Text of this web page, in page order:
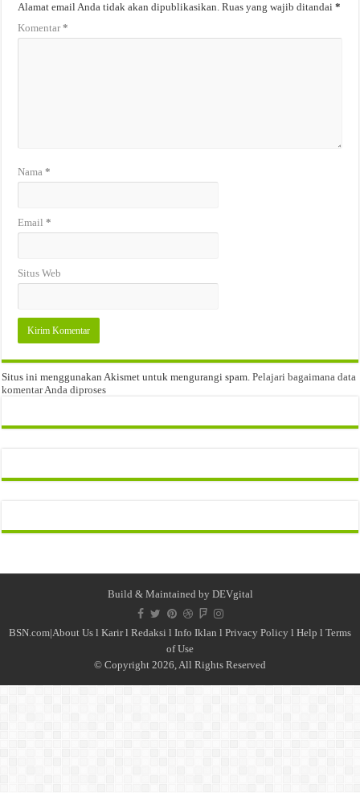
Alamat email Anda tidak akan dipublikasikan. Ruas yang wajib ditandai*
Komentar*
Nama*
Email*
Situs Web
Situs ini menggunakan Akismet untuk mengurangi spam.Pelajari bagaimana data
komentar Anda diproses
Build & Maintained by DEVgital
BSN.com|About Us l Karirl Redaksi l Info Iklan l Privacy Policy l Help l Terms
of Use
© Copyright 2026, All Rights Reserved